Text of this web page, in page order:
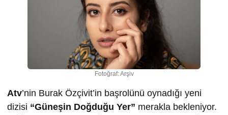
Fotoğraf: Arşiv
Atv’nin Burak Özçivit’in başrolünü oynadığı yeni
dizisi “Güneşin Doğduğu Yer” merakla bekleniyor.